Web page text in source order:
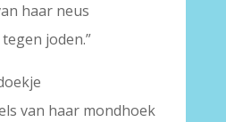
haar neus
joden.”
van haar mondhoek